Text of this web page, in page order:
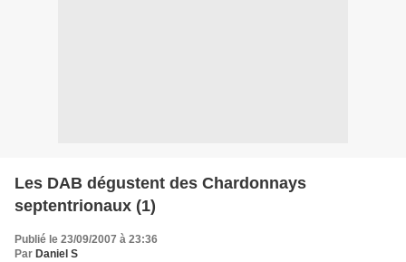
Les DAB dégustent des Chardonnays
septentrionaux (1)
Publié le 23/09/2007 à 23:36
Par Daniel S